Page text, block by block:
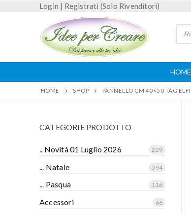
Login | Registrati (Solo Rivenditori)
HOME
HOME SHOP PANNELLO CM 40×50 TAG ELFI
CATEGORIE PRODOTTO
.. Novità 01 Luglio 2026 229
... Natale 594
... Pasqua 116
Accessori 66